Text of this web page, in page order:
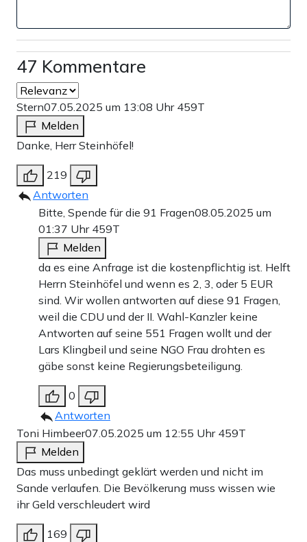
47 Kommentare
Stern07.05.2025 um 13:08 Uhr 459T
Melden
Danke, Herr Steinhöfel!
219
Antworten
Bitte, Spende für die 91 Fragen08.05.2025 um
01:37 Uhr 459T
Melden
da es eine Anfrage ist die kostenpflichtig ist. Helft
Herrn Steinhöfel und wenn es 2, 3, oder 5 EUR
sind. Wir wollen antworten auf diese 91 Fragen,
weil die CDU und der II. Wahl-Kanzler keine
Antworten auf seine 551 Fragen wollt und der
Lars Klingbeil und seine NGO Frau drohten es
gäbe sonst keine Regierungsbeteiligung.
0
Antworten
Toni Himbeer07.05.2025 um 12:55 Uhr 459T
Melden
Das muss unbedingt geklärt werden und nicht im
Sande verlaufen. Die Bevölkerung muss wissen wie
ihr Geld verschleudert wird
169